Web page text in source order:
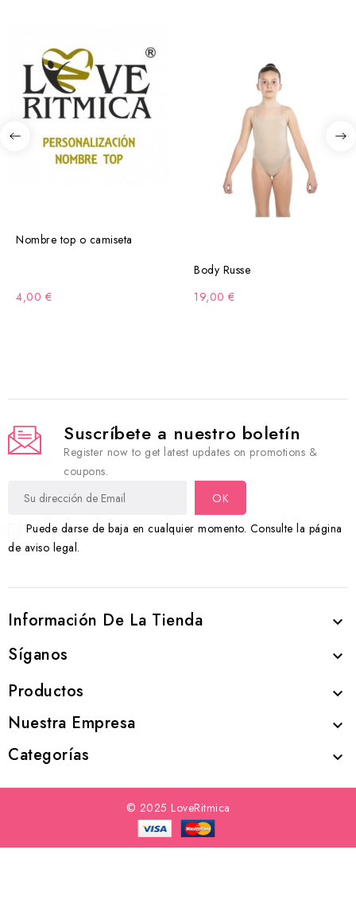
Nombre top o camiseta
4,00 €
Body Russe
19,00 €
Suscríbete a nuestro boletín
Register now to get latest updates on promotions &
coupons.
Puede darse de baja en cualquier momento. Consulte la página
de aviso legal.
Información De La Tienda 
Síganos 
Productos 
Nuestra Empresa 
Categorías 
© 2025 LoveRitmica